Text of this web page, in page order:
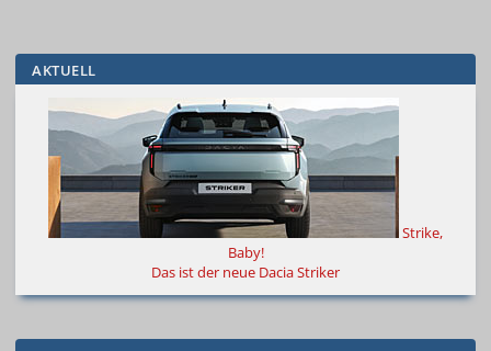
AKTUELL
Strike,
Baby!
Das ist der neue Dacia Striker